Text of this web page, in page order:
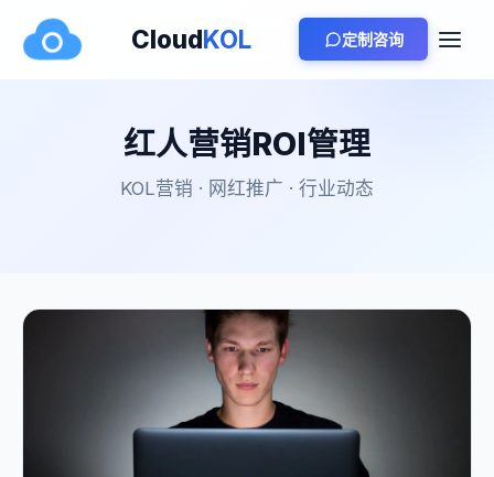
CloudKOL 定制咨询
红人营销ROI管理
KOL营销 · 网红推广 · 行业动态